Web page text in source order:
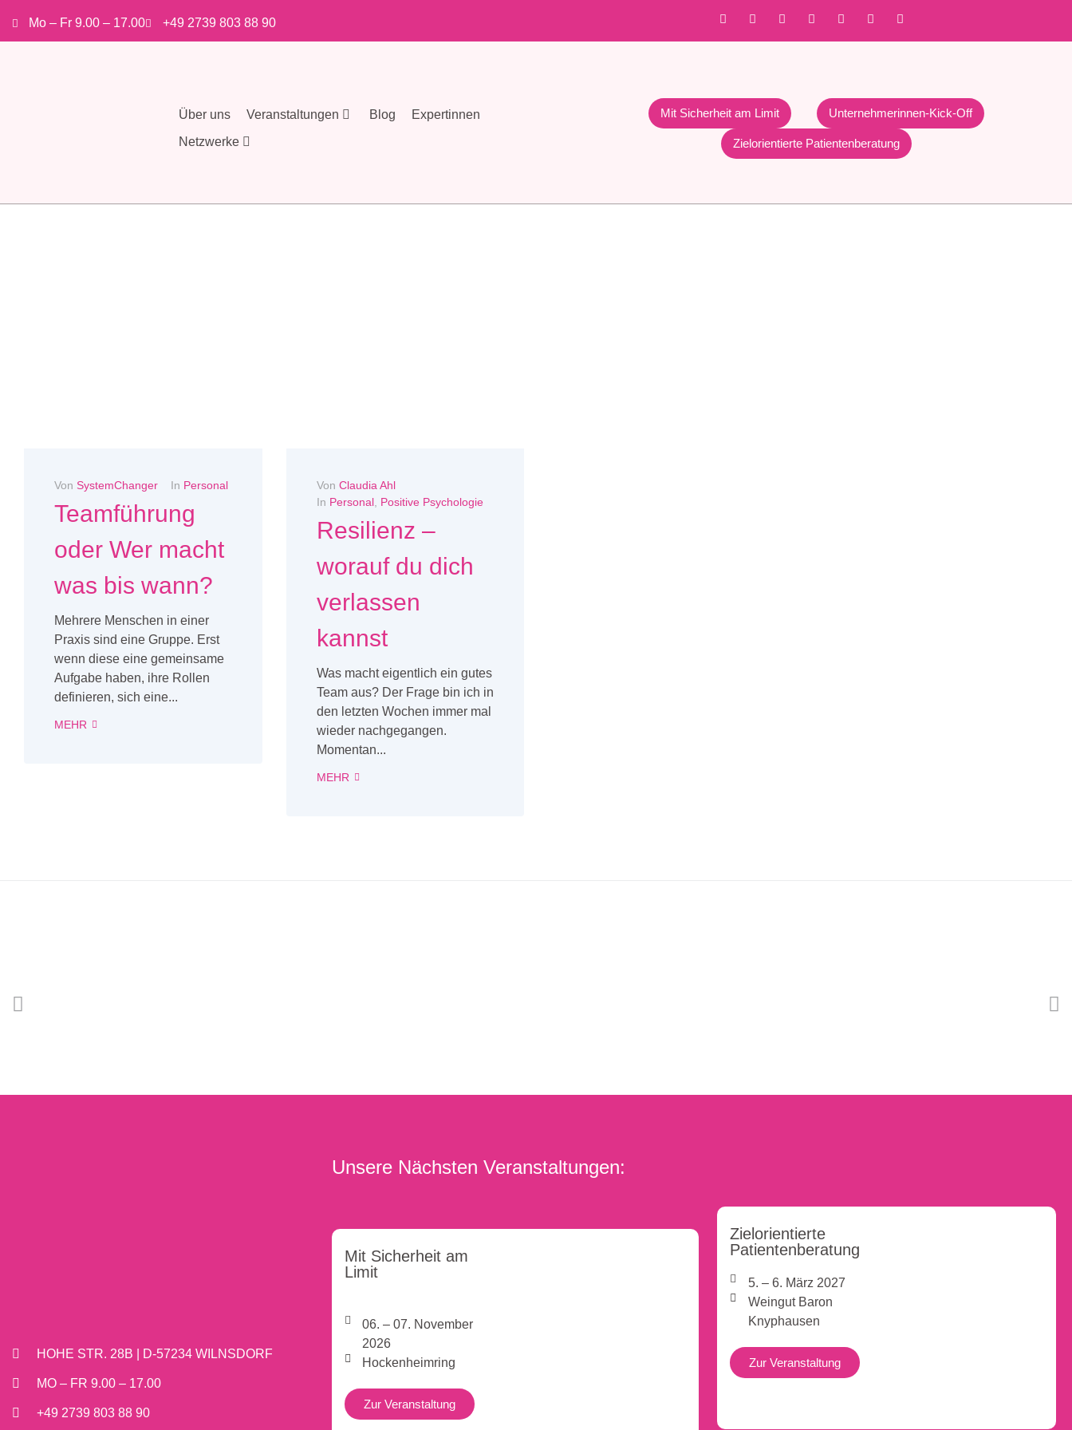
Mo – Fr 9.00 – 17.00 +49 2739 803 88 90
Über uns Veranstaltungen Blog
Expertinnen
Netzwerke
Mit Sicherheit am Limit Unternehmerinnen-Kick-Off
Zielorientierte Patientenberatung
Von SystemChanger In Personal
Teamführung
oder Wer macht
was bis wann?
Mehrere Menschen in einer
Praxis sind eine Gruppe. Erst
wenn diese eine gemeinsame
Aufgabe haben, ihre Rollen
definieren, sich eine...
MEHR
Von Claudia Ahl
In Personal, Positive Psychologie
Resilienz –
worauf du dich
verlassen
kannst
Was macht eigentlich ein gutes
Team aus? Der Frage bin ich in
den letzten Wochen immer mal
wieder nachgegangen.
Momentan...
MEHR
HOHE STR. 28B | D-57234 WILNSDORF
MO – FR 9.00 – 17.00
+49 2739 803 88 90
Unsere Nächsten Veranstaltungen:
Mit Sicherheit am
Limit
06. – 07. November
2026
Hockenheimring
Zur Veranstaltung
Zielorientierte
Patientenberatung
5. – 6. März 2027
Weingut Baron
Knyphausen
Zur Veranstaltung